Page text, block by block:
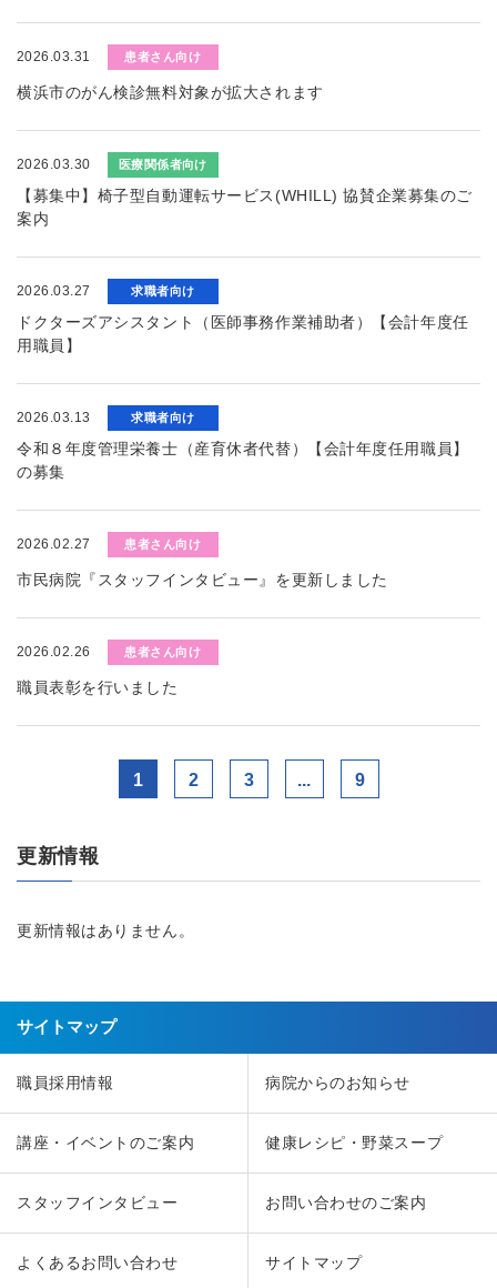
2026.03.31 患者さん向け
横浜市のがん検診無料対象が拡大されます
2026.03.30 医療関係者向け
【募集中】椅子型自動運転サービス(WHILL) 協賛企業募集のご
案内
2026.03.27 求職者向け
ドクターズアシスタント（医師事務作業補助者）【会計年度任
用職員】
2026.03.13 求職者向け
令和８年度管理栄養士（産育休者代替）【会計年度任用職員】
の募集
2026.02.27 患者さん向け
市民病院『スタッフインタビュー』を更新しました
2026.02.26 患者さん向け
職員表彰を行いました
1 2 3 ... 9
更新情報
更新情報はありません。
サイトマップ
職員採用情報 病院からのお知らせ
講座・イベントのご案内 健康レシピ・野菜スープ
スタッフインタビュー お問い合わせのご案内
よくあるお問い合わせ サイトマップ